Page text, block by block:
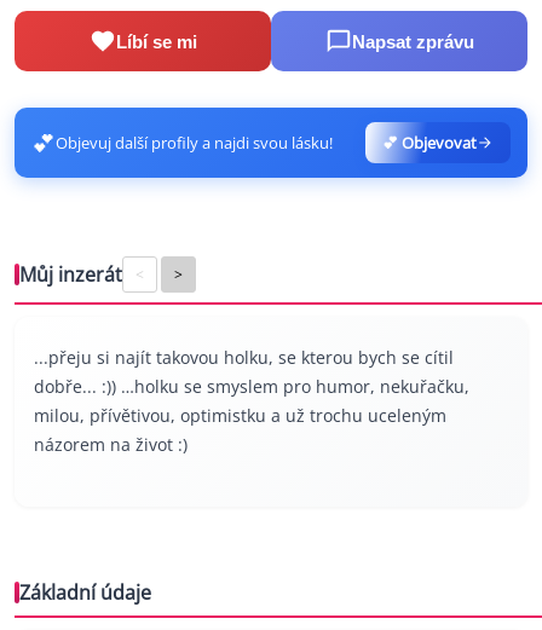
Líbí se mi Napsat zprávu
💕Objevuj další profily a najdi svou lásku! 💕 Objevovat
Můj inzerát < >
...přeju si najít takovou holku, se kterou bych se cítil
dobře... :)) …holku se smyslem pro humor, nekuřačku,
milou, přívětivou, optimistku a už trochu uceleným
názorem na život :)
Základní údaje